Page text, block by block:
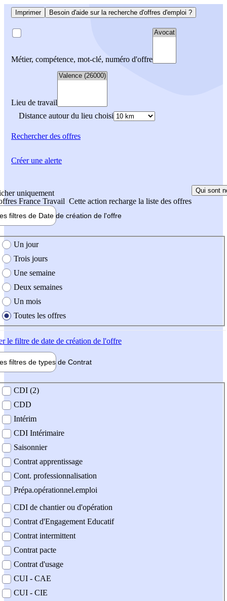
Imprimer Besoin d'aide sur la recherche d'offres d'emploi ?
Métier, compétence, mot-clé, numéro d'offre
Lieu de travail
Distance autour du lieu choisi
Rechercherdes offres
uniquement
France Travail Cette action recharge la liste des offres
Qui sont
filtres de Date de création de l'offre
création de l'offre
Un jour
Trois jours
Une semaine
Deux semaines
Un mois
Toutes les offres
le filtre de date de création de l'offre
filtres de types de Contrat
contrat
CDI (2)
CDD
Intérim
CDI Intérimaire
Saisonnier
Contrat apprentissage
Cont. professionnalisation
Prépa.opérationnel.emploi
CDI de chantier ou d'opération
Contrat d'Engagement Educatif
Contrat intermittent
Contrat pacte
Contrat d'usage
CUI - CAE
CUI - CIE
Créer une alerte